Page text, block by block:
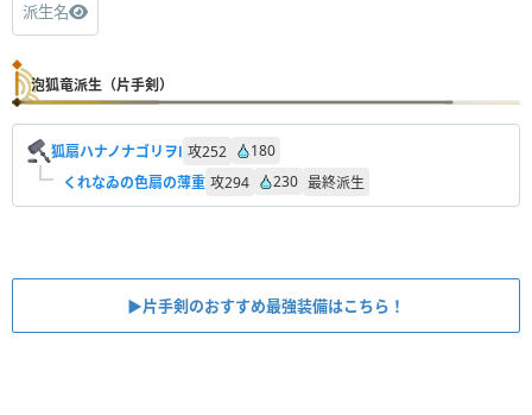
派生名
泡狐竜派生（片手剣）
狐扇ハナノナゴリヲⅠ 攻252
180
くれなゐの色扇の薄重 攻294 230 最終派生
▶︎片手剣のおすすめ最強装備はこちら！